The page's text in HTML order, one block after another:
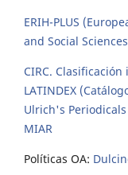
ERIH-PLUS
and Social
CIRC.
LATINDEX
Ulrich's
MIAR
Políticas OA: